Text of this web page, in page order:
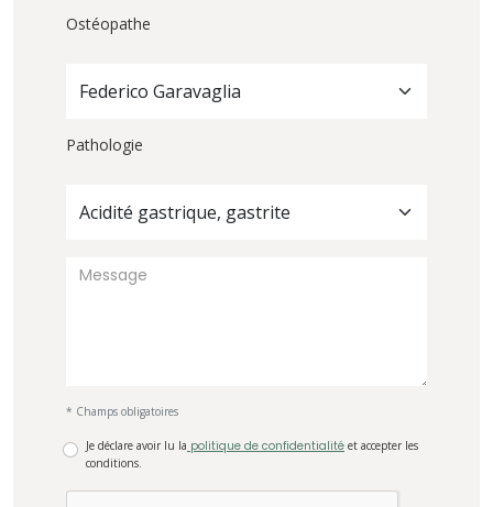
Ostéopathe
Federico Garavaglia
Pathologie
Acidité gastrique, gastrite
* Champs obligatoires
Je déclare avoir lu la politique de confidentialité et accepter les
conditions.